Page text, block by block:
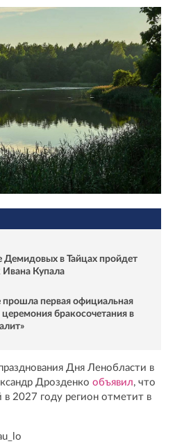
Демидовых в Тайцах пройдет
Ивана Купала
прошла первая официальная
церемония бракосочетания в
Дня Ленобласти в
Дрозденко объявил, что
2027 году регион отметит в